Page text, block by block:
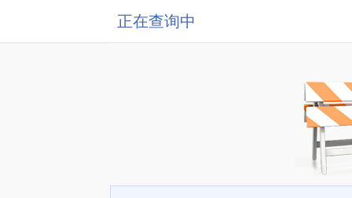
正在查询中